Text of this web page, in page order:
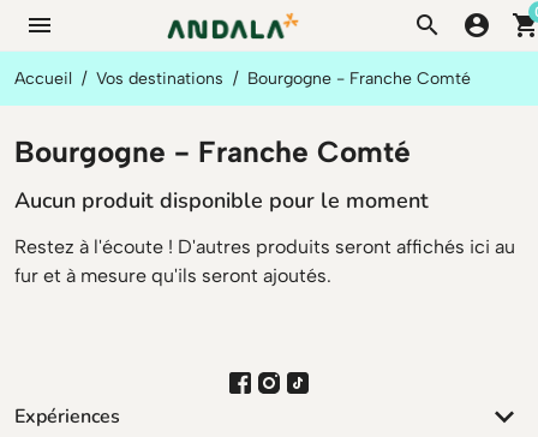
menu search account_circle
Accueil Vos destinations Bourgogne - Franche Comté
Bourgogne - Franche Comté
Aucun produit disponible pour le moment
Restez à l'écoute ! D'autres produits seront affichés ici au
fur et à mesure qu'ils seront ajoutés.
Expériences keyboard_arrow_down